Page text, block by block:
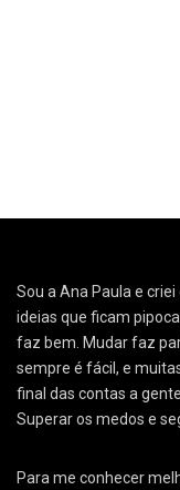
Sou a Ana Paula e
ideias que ficam
faz bem. Mudar faz
sempre é fácil, e
final das contas a
Superar os medos e
Para me conhecer